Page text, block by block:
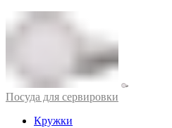
Посуда для сервировки
Кружки